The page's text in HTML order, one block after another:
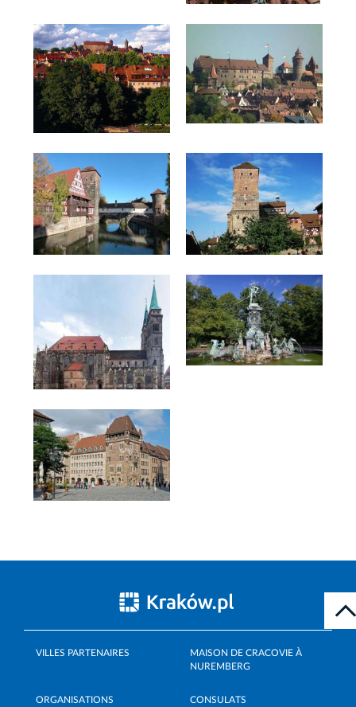
VILLES PARTENAIRES
MAISON DE CRACOVIE À
NUREMBERG
ORGANISATIONS
CONSULATS